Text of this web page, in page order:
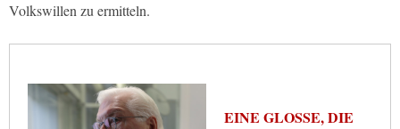
Volkswillen zu ermitteln.
EINE GLOSSE, DIE